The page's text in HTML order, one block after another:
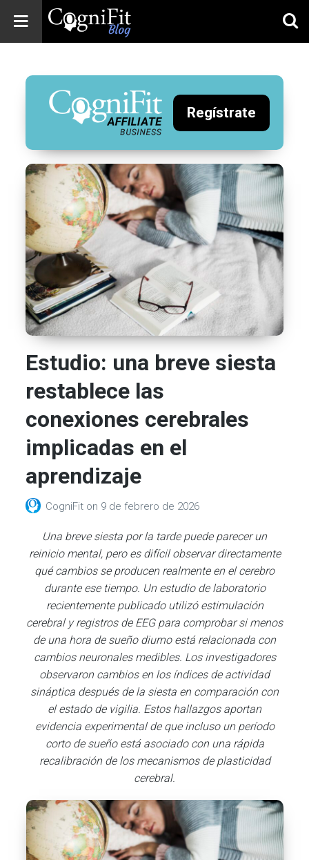
Blog: Brain
Health
News
Brain Training,
Mental Health, and
Wellness
Regístrate
Estudio: una breve siesta
restablece las
conexiones cerebrales
implicadas en el
aprendizaje
CogniFit on 9 de febrero de 2026
Una breve siesta por la tarde puede parecer un
reinicio mental, pero es difícil observar directamente
qué cambios se producen realmente en el cerebro
durante ese tiempo. Un estudio de laboratorio
recientemente publicado utilizó estimulación
cerebral y registros de EEG para comprobar si menos
de una hora de sueño diurno está relacionada con
cambios neuronales medibles. Los investigadores
observaron cambios en los índices de actividad
sináptica después de la siesta en comparación con
el estado de vigilia. Estos hallazgos aportan
evidencia experimental de que incluso un período
corto de sueño está asociado con una rápida
recalibración de los mecanismos de plasticidad
cerebral.